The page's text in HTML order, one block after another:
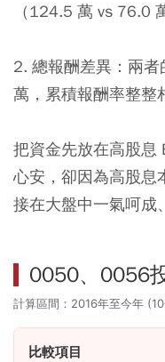
（124.5 萬 vs 76.0
2. 總報酬差異：兩
萬，累積報酬率整整
把資金先放在高股息
心安，卻因為高股息
接在大盤中一氣呵成
0050、0056
計算區間：2016年至今年
比較項目